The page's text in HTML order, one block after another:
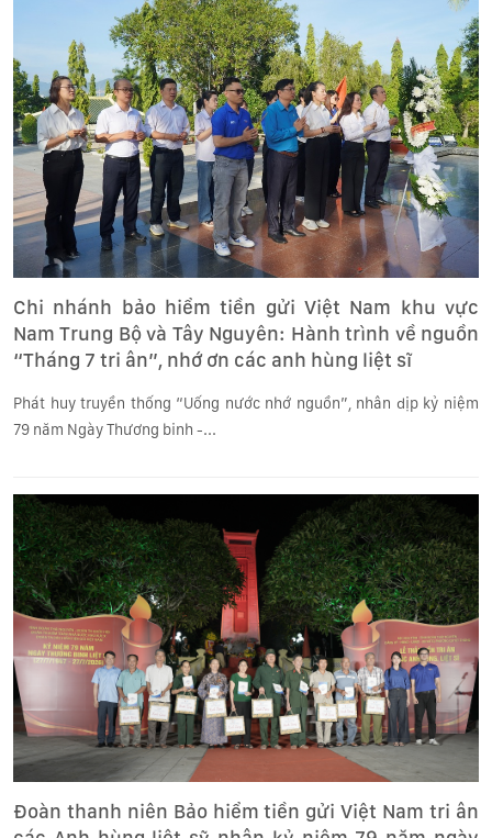
Chi nhánh bảo hiểm tiền gửi Việt Nam khu vực
Nam Trung Bộ và Tây Nguyên: Hành trình về nguồn
“Tháng 7 tri ân”, nhớ ơn các anh hùng liệt sĩ
Phát huy truyền thống “Uống nước nhớ nguồn”, nhân dịp kỷ niệm
79 năm Ngày Thương binh -...
Đoàn thanh niên Bảo hiểm tiền gửi Việt Nam tri ân